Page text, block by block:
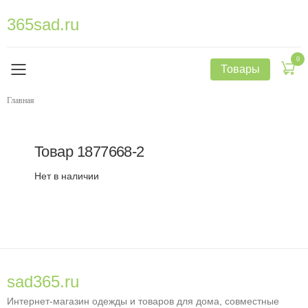
365sad.ru
Товары
0
Главная
Товар 1877668-2
Нет в наличии
sad365.ru
Интернет-магазин одежды и товаров для дома, совместные